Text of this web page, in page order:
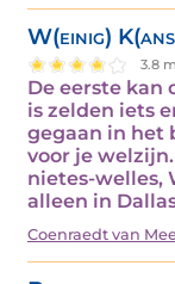
W(einig)
3.8
De eerste kan
is zelden iets
gegaan in het
voor je
nietes-welles,
alleen in
Coenraedt van